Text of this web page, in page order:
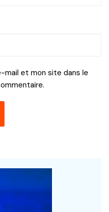
mail et mon site dans le